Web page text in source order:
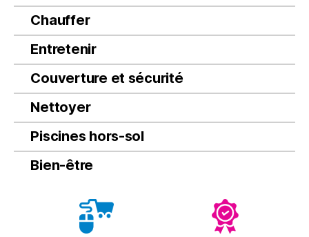
Chauffer
Entretenir
Couverture et sécurité
Nettoyer
Piscines hors-sol
Bien-être